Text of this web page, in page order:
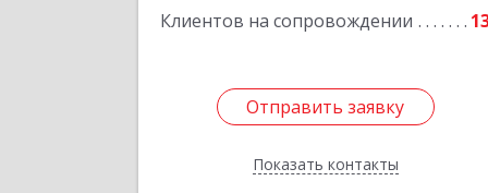
Клиентов на сопровождении
Отправить заявку
Показать контакты
Отправить заявку
Назад